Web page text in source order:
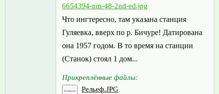
6654394-nm-48-2nd-ed.jpg
Что ингтересно, там указана станция
Гуляевка, вверх по р. Бичуре! Датирована
она 1957 годом. В то время на станции
(Станок) стоял 1 дом...
Прикреплённые файлы:
Рельеф.JPG